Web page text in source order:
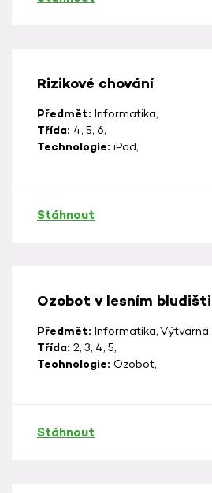
Rizikové chování
Předmět: Informatika,
Třída: 4, 5, 6,
Technologie: iPad,
Stáhnout
Ozobot v lesním bludišti
Předmět: Informatika, Výtvarná
Třída: 2, 3, 4, 5,
Technologie: Ozobot,
Stáhnout